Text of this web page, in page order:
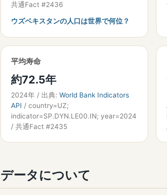
共通Fact #2436
ウズベキスタンの人口は世界で何位？
平均寿命
約72.5年
2024年 / 出典: World Bank Indicators
API / country=UZ;
indicator=SP.DYN.LE00.IN; year=2024
/ 共通Fact #2435
データについて